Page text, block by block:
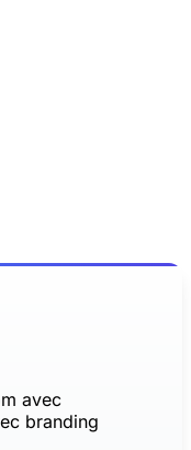
avec
branding